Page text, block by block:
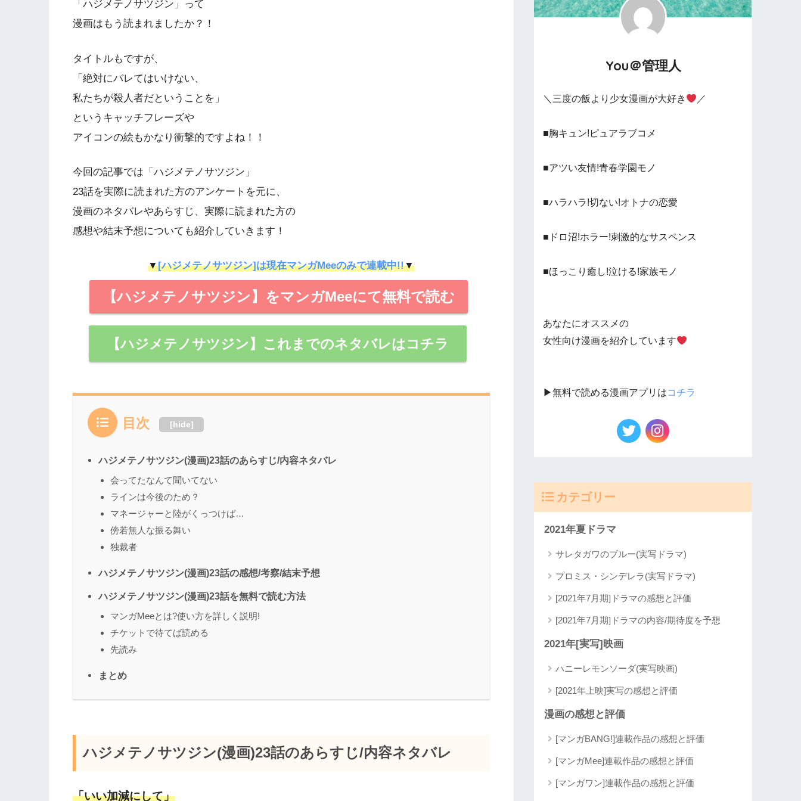
「ハジメテノサツジン」って
漫画はもう読まれましたか？！
タイトルもですが、
「絶対にバレてはいけない、
私たちが殺人者だということを」
というキャッチフレーズや
アイコンの絵もかなり衝撃的ですよね！！
今回の記事では「ハジメテノサツジン」
23話を実際に読まれた方のアンケートを元に、
漫画のネタバレやあらすじ、実際に読まれた方の
感想や結末予想についても紹介していきます！
▼[ハジメテノサツジン]は現在マンガMeeのみで連載中!!▼
【ハジメテノサツジン】をマンガMeeにて無料で読む
【ハジメテノサツジン】これまでのネタバレはコチラ
目次 [hide]
ハジメテノサツジン(漫画)23話のあらすじ/内容ネタバレ
会ってたなんて聞いてない
ラインは今後のため？
マネージャーと陸がくっつけば…
傍若無人な振る舞い
独裁者
ハジメテノサツジン(漫画)23話の感想/考察/結末予想
ハジメテノサツジン(漫画)23話を無料で読む方法
マンガMeeとは?使い方を詳しく説明!
チケットで待てば読める
先読み
まとめ
ハジメテノサツジン(漫画)23話のあらすじ/内容ネタバレ
「いい加減にして」
You＠管理人
＼三度の飯より少女漫画が大好き ／
■胸キュン!ピュアラブコメ
■アツい友情!青春学園モノ
■ハラハラ!切ない!オトナの恋愛
■ドロ沼!ホラー!刺激的なサスペンス
■ほっこり癒し!泣ける!家族モノ
あなたにオススメの
女性向け漫画を紹介しています
▶︎無料で読める漫画アプリはコチラ
カテゴリー
2021年夏ドラマ
サレタガワのブルー(実写ドラマ)
プロミス・シンデレラ(実写ドラマ)
[2021年7月期]ドラマの感想と評価
[2021年7月期]ドラマの内容/期待度を予想
2021年[実写]映画
ハニーレモンソーダ(実写映画)
[2021年上映]実写の感想と評価
漫画の感想と評価
[マンガBANG!]連載作品の感想と評価
[マンガMee]連載作品の感想と評価
[マンガワン]連載作品の感想と評価